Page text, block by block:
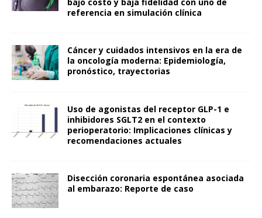
referencia en simulación clínica
Cáncer y cuidados intensivos en la era de
la oncología moderna: Epidemiología,
pronóstico, trayectorias
Uso de agonistas del receptor GLP-1 e
inhibidores SGLT2 en el contexto
perioperatorio: Implicaciones clínicas y
recomendaciones actuales
Disección coronaria espontánea asociada
al embarazo: Reporte de caso